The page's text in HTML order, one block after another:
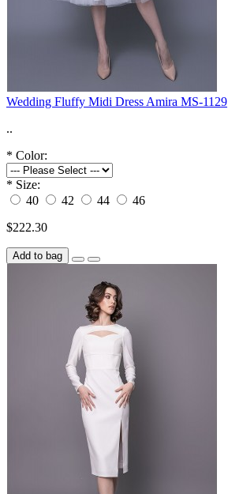
Wedding Fluffy Midi Dress Amira MS-1129
..
* Color:
* Size:
40
42 44
46
$222.30
Add to bag